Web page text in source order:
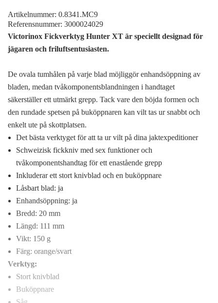
Artikelnummer: 0.8341.MC9
Referensnummer: 3000024029
Victorinox Fickverktyg Hunter XT är speciellt designad för
jägaren och friluftsentusiasten.
De ovala tumhålen på varje blad möjliggör enhandsöppning av
bladen, medan tvåkomponentsblandningen i handtaget
säkerställer ett utmärkt grepp. Tack vare den böjda formen och
den rundade spetsen på buköppnaren kan vilt tas ur snabbt och
enkelt ute på skottplatsen.
Det bästa verktyget för att ta ur vilt på dina jaktexpeditioner
Schweizisk fickkniv med sex funktioner och
tvåkomponentshandtag för ett enastående grepp
Inkluderar ett stort knivblad och en buköppnare
Låsbart blad: ja
Enhandsöppning: ja
Bredd: 20 mm
Längd: 111 mm
Vikt: 150 g
Färg: orange/svart
Verktyg:
Stort knivblad
Buköppnare